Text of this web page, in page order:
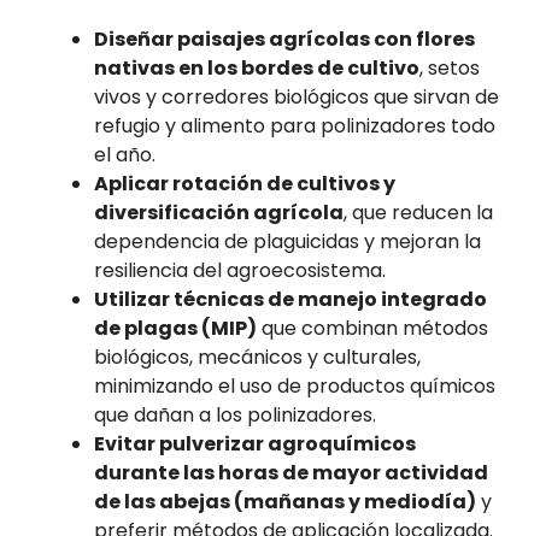
Diseñar paisajes agrícolas con flores
nativas en los bordes de cultivo, setos
vivos y corredores biológicos que sirvan de
refugio y alimento para polinizadores todo
el año.
Aplicar rotación de cultivos y
diversificación agrícola, que reducen la
dependencia de plaguicidas y mejoran la
resiliencia del agroecosistema.
Utilizar técnicas de manejo integrado
de plagas (MIP) que combinan métodos
biológicos, mecánicos y culturales,
minimizando el uso de productos químicos
que dañan a los polinizadores.
Evitar pulverizar agroquímicos
durante las horas de mayor actividad
de las abejas (mañanas y mediodía) y
preferir métodos de aplicación localizada.